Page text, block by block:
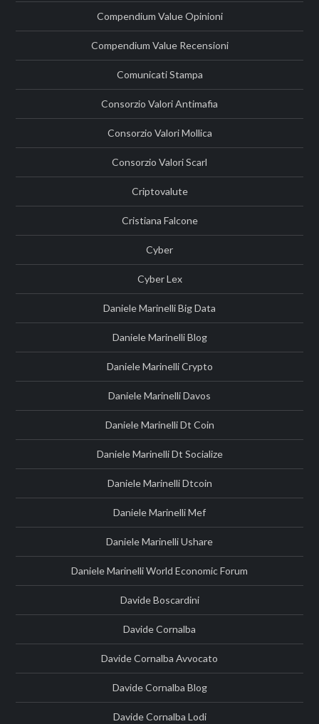
Compendium Value Opinioni
Compendium Value Recensioni
Comunicati Stampa
Consorzio Valori Antimafia
Consorzio Valori Mollica
Consorzio Valori Scarl
Criptovalute
Cristiana Falcone
Cyber
Cyber Lex
Daniele Marinelli Big Data
Daniele Marinelli Blog
Daniele Marinelli Crypto
Daniele Marinelli Davos
Daniele Marinelli Dt Coin
Daniele Marinelli Dt Socialize
Daniele Marinelli Dtcoin
Daniele Marinelli Mef
Daniele Marinelli Ushare
Daniele Marinelli World Economic Forum
Davide Boscardini
Davide Cornalba
Davide Cornalba Avvocato
Davide Cornalba Blog
Davide Cornalba Lodi